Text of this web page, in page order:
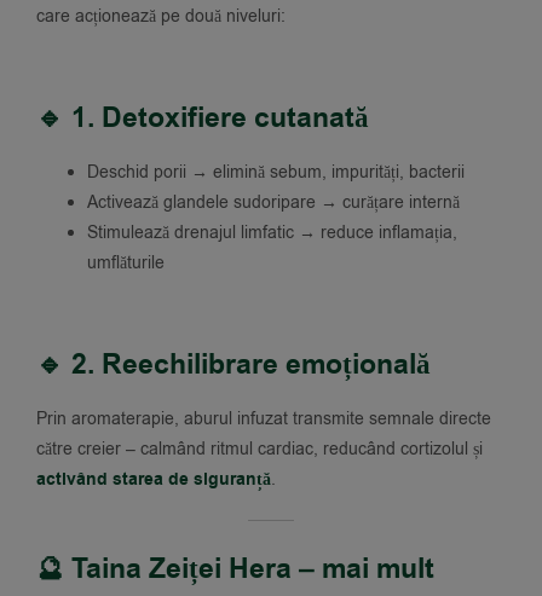
care acționează pe două niveluri:
🔹 1. Detoxifiere cutanată
Deschid porii → elimină sebum, impurități, bacterii
Activează glandele sudoripare → curățare internă
Stimulează drenajul limfatic → reduce inflamația,
umflăturile
🔹 2. Reechilibrare emoțională
Prin aromaterapie, aburul infuzat transmite semnale directe
către creier – calmând ritmul cardiac, reducând cortizolul și
activând starea de siguranță.
🔮 Taina Zeiței Hera – mai mult